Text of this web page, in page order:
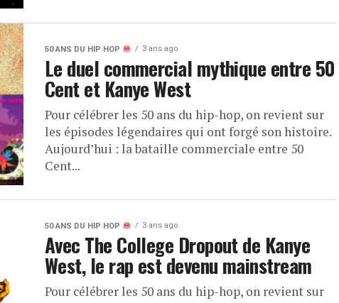
50 ANS DU HIP HOP 3 ans ago
Le duel commercial mythique entre 50
Cent et Kanye West
Pour célébrer les 50 ans du hip-hop, on revient sur
les épisodes légendaires qui ont forgé son histoire.
Aujourd’hui : la bataille commerciale entre 50
Cent...
50 ANS DU HIP HOP 3 ans ago
Avec The College Dropout de Kanye
West, le rap est devenu mainstream
Pour célébrer les 50 ans du hip-hop, on revient sur